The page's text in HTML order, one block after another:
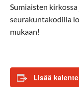
Sumiaisten
seurakuntakodilla
mukaan!
Lisää